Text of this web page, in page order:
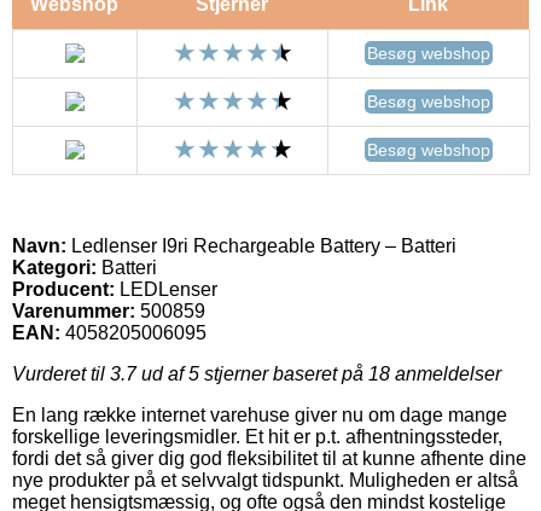
Besøg webshop
Besøg webshop
Besøg webshop
Navn: Ledlenser I9ri Rechargeable Battery – Batteri
Kategori: Batteri
Producent: LEDLenser
Varenummer: 500859
EAN: 4058205006095
Vurderet til 3.7ud af 5 stjerner baseret på 18 anmeldelser
En lang række internet varehuse giver nu om dage mange
forskellige leveringsmidler. Et hit er p.t. afhentningssteder,
fordi det så giver dig god fleksibilitet til at kunne afhente dine
nye produkter på et selvvalgt tidspunkt. Muligheden er altså
meget hensigtsmæssig, og ofte også den mindst kostelige